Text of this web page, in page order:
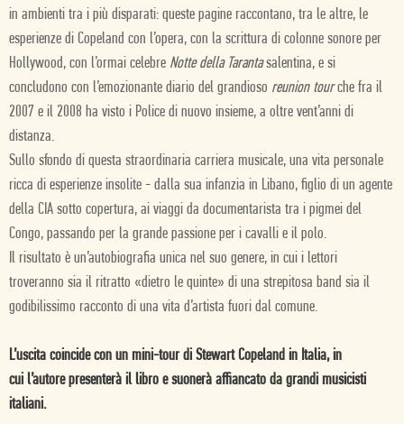
in ambienti tra i più disparati: queste pagine raccontano, tra le altre, le
esperienze di Copeland con l’opera, con la scrittura di colonne sonore per
Hollywood, con l’ormai celebre Notte della Tarantasalentina, e si
concludono con l’emozionante diario del grandioso reunion tourche fra il
2007 e il 2008 ha visto i Police di nuovo insieme, a oltre vent’anni di
distanza.
Sullo sfondo di questa straordinaria carriera musicale, una vita personale
ricca di esperienze insolite - dalla sua infanzia in Libano, figlio di un agente
della CIA sotto copertura, ai viaggi da documentarista tra i pigmei del
Congo, passando per la grande passione per i cavalli e il polo.
Il risultato è un’autobiografia unica nel suo genere, in cui i lettori
troveranno sia il ritratto «dietro le quinte» di una strepitosa band sia il
godibilissimo racconto di una vita d’artista fuori dal comune.
L’uscita coincide con un mini-tourdi Stewart Copeland in Italia, in
cui l’autore presenterà il libro e suonerà affiancato da grandi musicisti
italiani.